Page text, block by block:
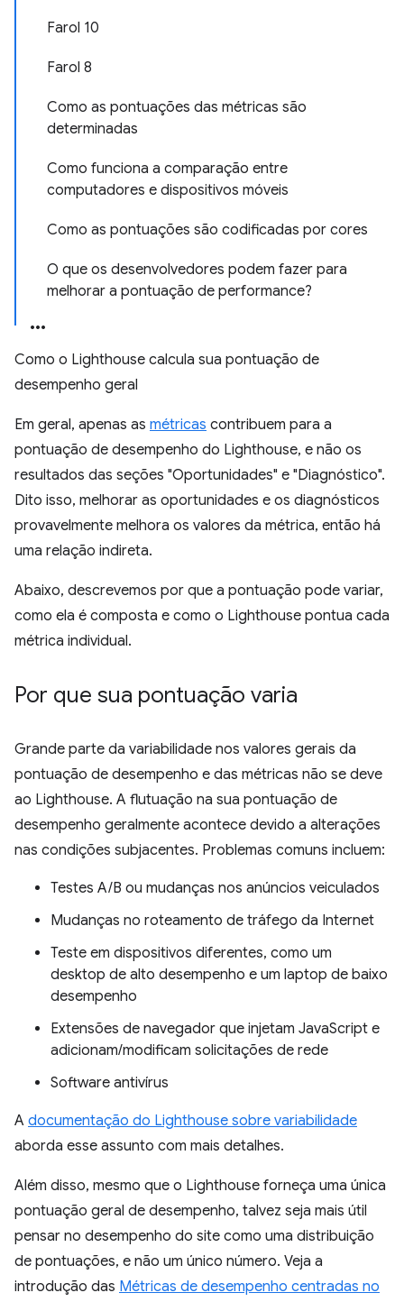
Farol 10
Farol 8
Como as pontuações das métricas são
determinadas
Como funciona a comparação entre
computadores e dispositivos móveis
Como as pontuações são codificadas por cores
O que os desenvolvedores podem fazer para
melhorar a pontuação de performance?
Como o Lighthouse calcula sua pontuação de
desempenho geral
Em geral, apenas as métricas contribuem para a
pontuação de desempenho do Lighthouse, e não os
resultados das seções "Oportunidades" e "Diagnóstico".
Dito isso, melhorar as oportunidades e os diagnósticos
provavelmente melhora os valores da métrica, então há
uma relação indireta.
Abaixo, descrevemos por que a pontuação pode variar,
como ela é composta e como o Lighthouse pontua cada
métrica individual.
Por que sua pontuação varia
Grande parte da variabilidade nos valores gerais da
pontuação de desempenho e das métricas não se deve
ao Lighthouse. A flutuação na sua pontuação de
desempenho geralmente acontece devido a alterações
nas condições subjacentes. Problemas comuns incluem:
Testes A/B ou mudanças nos anúncios veiculados
Mudanças no roteamento de tráfego da Internet
Teste em dispositivos diferentes, como um
desktop de alto desempenho e um laptop de baixo
desempenho
Extensões de navegador que injetam JavaScript e
adicionam/modificam solicitações de rede
Software antivírus
A documentação do Lighthouse sobre variabilidade
aborda esse assunto com mais detalhes.
Além disso, mesmo que o Lighthouse forneça uma única
pontuação geral de desempenho, talvez seja mais útil
pensar no desempenho do site como uma distribuição
de pontuações, e não um único número. Veja a
introdução das Métricas de desempenho centradas no